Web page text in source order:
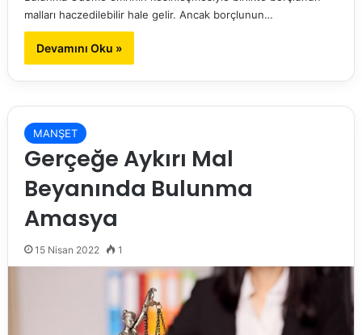
malları haczedilebilir hale gelir. Ancak borçlunun…
Devamını Oku »
MANŞET
Gerçeğe Aykırı Mal
Beyanında Bulunma
Amasya
15 Nisan 2022 1